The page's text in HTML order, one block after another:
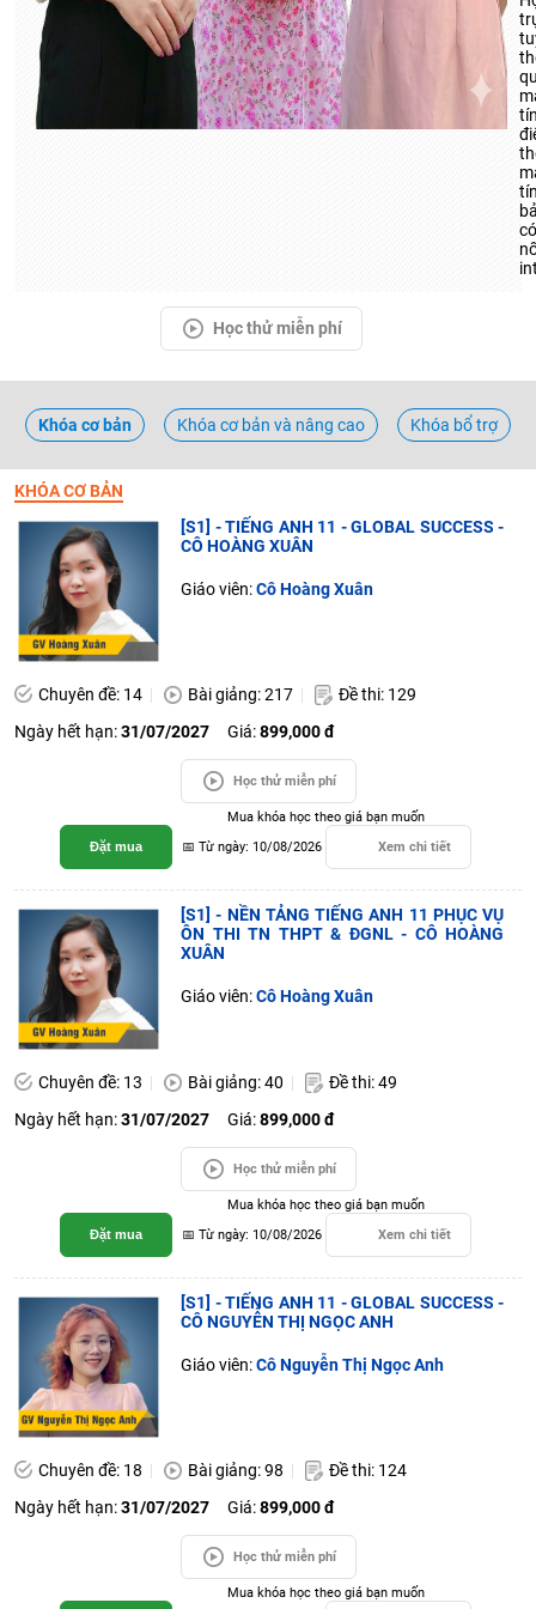
Học thử miễn phí
Khóa cơ bản Khóa cơ bản và nâng cao Khóa bổ trợ
KHÓA CƠ BẢN
[S1] - TIẾNG ANH 11 - GLOBAL SUCCESS -
CÔ HOÀNG XUÂN
Giáo viên:Cô Hoàng Xuân
Chuyên đề: 14 Bài giảng: 217
Đề thi: 129
Ngày hết hạn:31/07/2027 Giá:899,000 đ
Học thử miễn phí
Đặt mua
Mua khóa học theo giá bạn muốn
📅 Từ ngày: 10/08/2026
Xem chi tiết
[S1] - NỀN TẢNG TIẾNG ANH 11 PHỤC VỤ
ÔN THI TN THPT & ĐGNL - CÔ HOÀNG
XUÂN
Giáo viên:Cô Hoàng Xuân
Chuyên đề: 13 Bài giảng: 40
Đề thi: 49
Ngày hết hạn:31/07/2027 Giá:899,000 đ
Học thử miễn phí
Đặt mua
Mua khóa học theo giá bạn muốn
📅 Từ ngày: 10/08/2026
Xem chi tiết
[S1] - TIẾNG ANH 11 - GLOBAL SUCCESS -
CÔ NGUYỄN THỊ NGỌC ANH
Giáo viên:Cô Nguyễn Thị Ngọc Anh
Chuyên đề: 18 Bài giảng: 98
Đề thi: 124
Ngày hết hạn:31/07/2027 Giá:899,000 đ
Học thử miễn phí
Mua khóa học theo giá bạn muốn